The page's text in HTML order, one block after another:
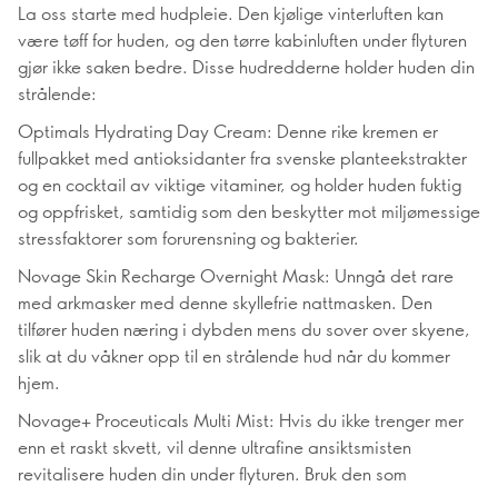
La oss starte med hudpleie. Den kjølige vinterluften kan
være tøff for huden, og den tørre kabinluften under flyturen
gjør ikke saken bedre. Disse hudredderne holder huden din
strålende:
Optimals Hydrating Day Cream: Denne rike kremen er
fullpakket med antioksidanter fra svenske planteekstrakter
og en cocktail av viktige vitaminer, og holder huden fuktig
og oppfrisket, samtidig som den beskytter mot miljømessige
stressfaktorer som forurensning og bakterier.
Novage Skin Recharge Overnight Mask: Unngå det rare
med arkmasker med denne skyllefrie nattmasken. Den
tilfører huden næring i dybden mens du sover over skyene,
slik at du våkner opp til en strålende hud når du kommer
hjem.
Novage+ Proceuticals Multi Mist: Hvis du ikke trenger mer
enn et raskt skvett, vil denne ultrafine ansiktsmisten
revitalisere huden din under flyturen. Bruk den som